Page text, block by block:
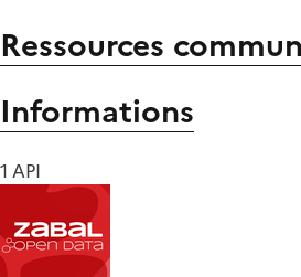
Ressources
Informations
1 API